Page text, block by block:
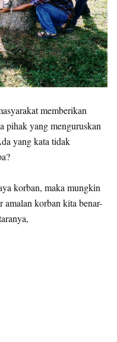
memberikan
pihak yang menguruskan
yang kata tidak
korban, maka mungkin
amalan korban kita benar-